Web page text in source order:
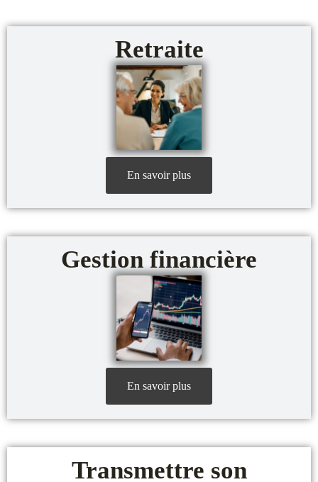
Retraite
En savoir plus
Gestion financière
En savoir plus
Transmettre son